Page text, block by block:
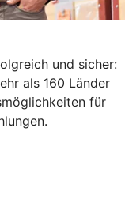
und sicher:
als 160 Länder
für